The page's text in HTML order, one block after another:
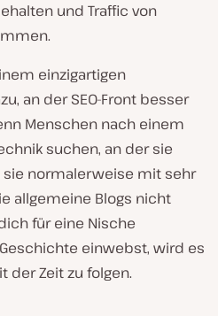
und Traffic von
einzigartigen
an der SEO-Front besser
Menschen nach einem
suchen, an der sie
normalerweise mit sehr
allgemeine Blogs nicht
für eine Nische
einwebst, wird es
der Zeit zu folgen.